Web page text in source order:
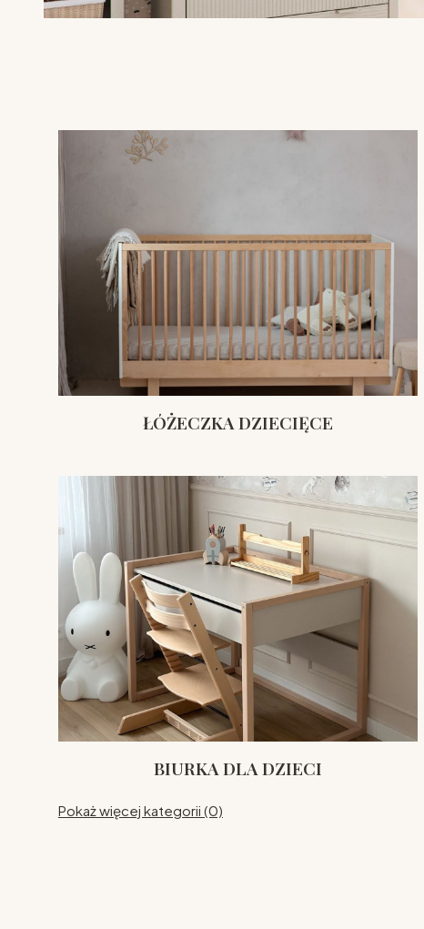
ŁÓŻECZKA DZIECIĘCE
BIURKA DLA DZIECI
Pokaż więcej kategorii (0)